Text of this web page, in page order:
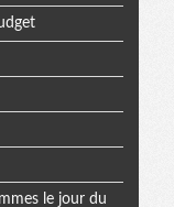
le jour du